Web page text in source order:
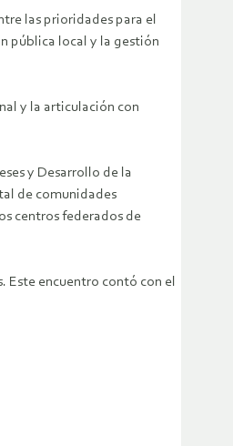
las prioridades para el
pública local y la gestión
y la articulación con
y Desarrollo de la
de comunidades
centros federados de
Este encuentro contó con el